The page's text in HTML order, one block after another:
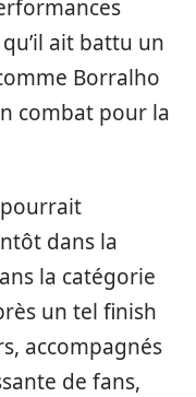
ait battu un
Borralho
combat pour la
pourrait
dans la
la catégorie
un tel finish
accompagnés
de fans,